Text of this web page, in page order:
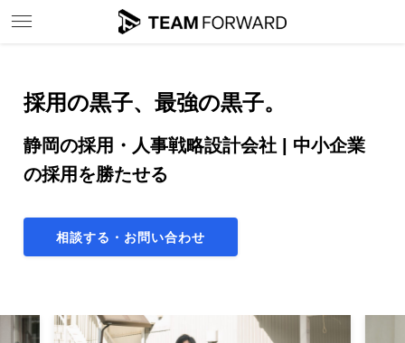
採用の黒子、 最強の黒子。
静岡の採用・人事戦略設計会社 | 中小企業
の採用を勝たせる
相談する・お問い合わせ